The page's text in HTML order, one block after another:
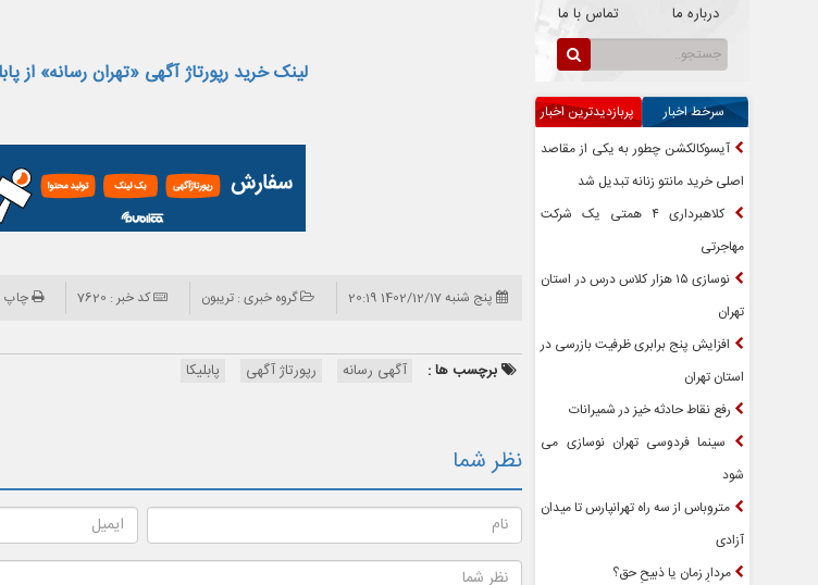
درباره ما تماس با ما
سرخط اخبار
پربازدیدترین اخبار
آیسوکالکشن چطور به یکی از مقاصد
اصلی خرید مانتو زنانه تبدیل شد
کلاهبرداری ۴ همتی یک شرکت
مهاجرتی
نوسازی ۱۵ هزار کلاس درس در استان
تهران
افزایش پنج برابری ظرفیت بازرسی در
استان تهران
رفع نقاط حادثه خیز در شمیرانات
سینما فردوسی تهران نوسازی می
شود
متروباس از سه راه تهرانپارس تا میدان
آزادی
مردارِ زمان یا ذبیحِ حق؟
لینک خرید رپورتاژ آگهی «تهران رسانه» از
پنج شنبه 1402/12/17 20:19 گروه خبری : تریبون کد خبر : 7620 چاپ
برچسب ها : آگهی رسانه رپورتاژ آگهی پابلیکا
نظر شما